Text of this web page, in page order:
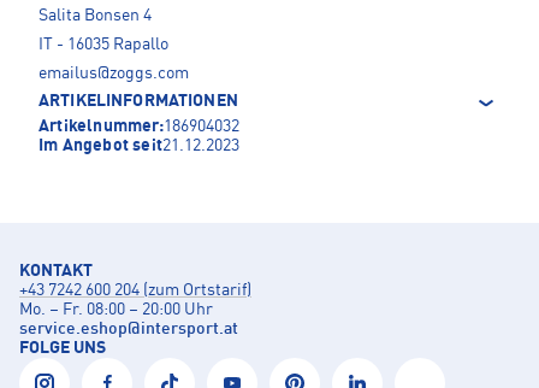
Salita Bonsen 4
IT - 16035 Rapallo
emailus@zoggs.com
ARTIKELINFORMATIONEN
Artikelnummer:186904032
Im Angebot seit21.12.2023
KONTAKT
+43 7242 600 204 (zum Ortstarif)
Mo. – Fr. 08:00 – 20:00 Uhr
service.eshop@intersport.at
FOLGE UNS